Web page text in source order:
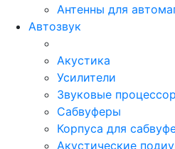
Антенны для
Автозвук
Акустика
Усилители
Звуковые
Сабвуферы
Корпуса для
Акустические